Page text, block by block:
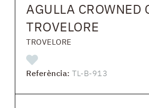
AGULLA CROWNED
TROVELORE
TROVELORE
Referència: TL-B-913